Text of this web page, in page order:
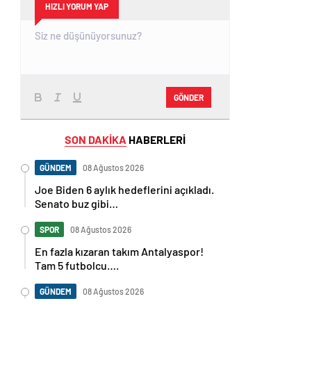
HIZLI YORUM YAP
GÖNDER
SON DAKİKA HABERLERİ
GÜNDEM 08 Ağustos 2026
Joe Biden 6 aylık hedeflerini açıkladı.
Senato buz gibi…
SPOR 08 Ağustos 2026
En fazla kızaran takım Antalyaspor!
Tam 5 futbolcu….
GÜNDEM 08 Ağustos 2026